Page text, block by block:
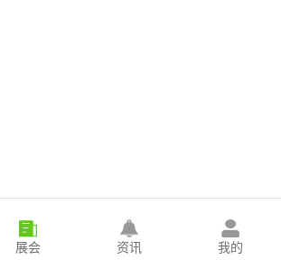
展会 资讯 我的